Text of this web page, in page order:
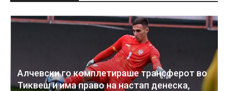
Алчевски го комплетираше трансферот во
Тиквеш и има право на настап денеска,